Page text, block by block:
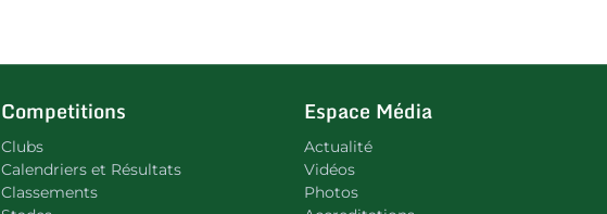
Competitions
Clubs
Calendriers et Résultats
Classements
Espace Média
Actualité
Vidéos
Photos